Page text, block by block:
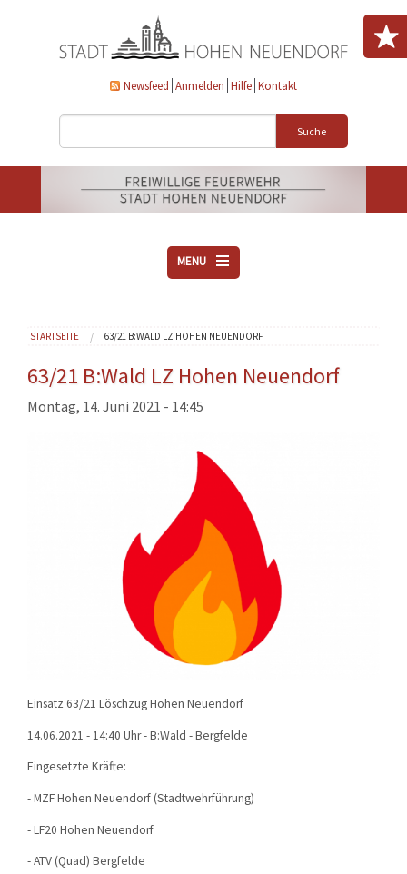
Newsfeed Anmelden Hilfe Kontakt
Suche
MENU
VEREINE
AKTUELLES
DOWNLOADS
TECHNIK
EINSÄTZE
Sie sind hier
STARTSEITE 63/21 B:WALD LZ HOHEN NEUENDORF
63/21 B:Wald LZ Hohen Neuendorf
Montag, 14. Juni 2021 - 14:45
Einsatz 63/21 Löschzug Hohen Neuendorf
14.06.2021 - 14:40 Uhr - B:Wald - Bergfelde
Eingesetzte Kräfte:
- MZF Hohen Neuendorf (Stadtwehrführung)
- LF20 Hohen Neuendorf
- ATV (Quad) Bergfelde